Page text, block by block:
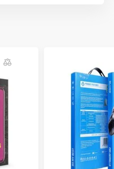
Hybrid
propustnost světla,
nečistotámV sadě: -
suchý hadřík -